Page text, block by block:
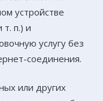
устройстве
п.) и
услугу без
соединения.
или других